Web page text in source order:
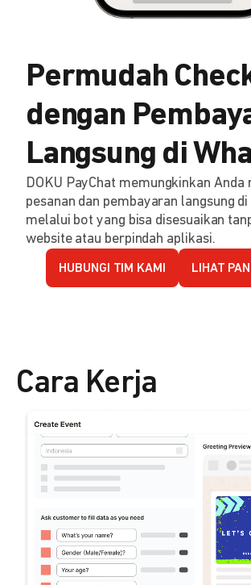
Permudah
dengan
Langsung di
DOKU PayChat memungkinkan Anda
pesanan dan pembayaran langsung
melalui bot yang bisa disesuaikan
website atau berpindah aplikasi.
HUBUNGI TIM KAMI LIHAT
Cara Kerja